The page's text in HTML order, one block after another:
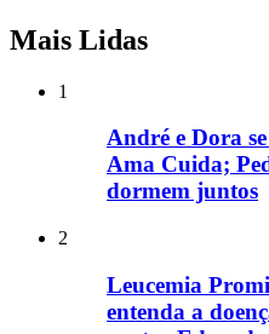
Mais Lidas
1
André e Dora
Ama Cuida;
dormem juntos
2
Leucemia
entenda a